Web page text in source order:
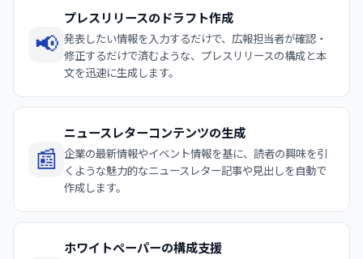
📢
プレスリリースのドラフト作成
発表したい情報を入力するだけで、広報担当者が確認・
修正するだけで済むような、プレスリリースの構成と本
文を迅速に生成します。
📰
ニュースレターコンテンツの生成
企業の最新情報やイベント情報を基に、読者の興味を引
くような魅力的なニュースレター記事や見出しを自動で
作成します。
ホワイトペーパーの構成支援